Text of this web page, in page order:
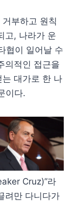
부하고 원칙
고, 나라가 운
협이 일어날 수
의적인 접근을
대가로 한 나
이다.
Cruz)”라
려만 다니다가